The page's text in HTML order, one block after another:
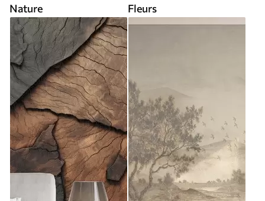
Nature Fleurs